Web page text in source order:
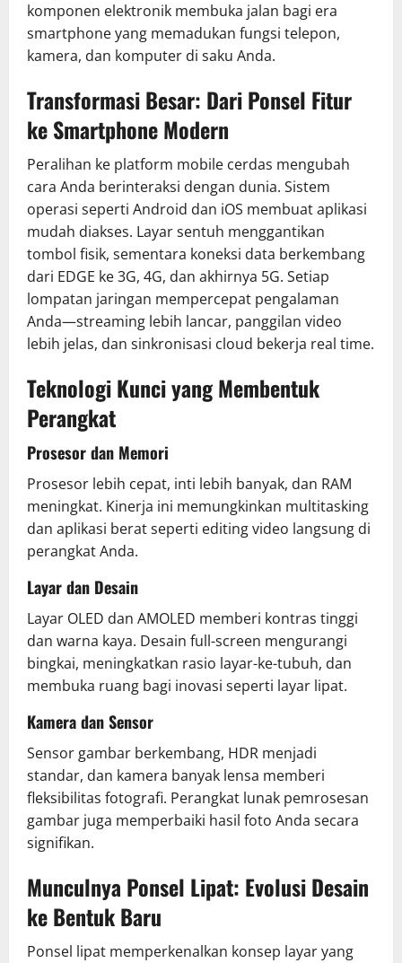
komponen elektronik membuka jalan bagi era
smartphone yang memadukan fungsi telepon,
kamera, dan komputer di saku Anda.
Transformasi Besar: Dari Ponsel Fitur
ke Smartphone Modern
Peralihan ke platform mobile cerdas mengubah
cara Anda berinteraksi dengan dunia. Sistem
operasi seperti Android dan iOS membuat aplikasi
mudah diakses. Layar sentuh menggantikan
tombol fisik, sementara koneksi data berkembang
dari EDGE ke 3G, 4G, dan akhirnya 5G. Setiap
lompatan jaringan mempercepat pengalaman
Anda—streaming lebih lancar, panggilan video
lebih jelas, dan sinkronisasi cloud bekerja real time.
Teknologi Kunci yang Membentuk
Perangkat
Prosesor dan Memori
Prosesor lebih cepat, inti lebih banyak, dan RAM
meningkat. Kinerja ini memungkinkan multitasking
dan aplikasi berat seperti editing video langsung di
perangkat Anda.
Layar dan Desain
Layar OLED dan AMOLED memberi kontras tinggi
dan warna kaya. Desain full-screen mengurangi
bingkai, meningkatkan rasio layar-ke-tubuh, dan
membuka ruang bagi inovasi seperti layar lipat.
Kamera dan Sensor
Sensor gambar berkembang, HDR menjadi
standar, dan kamera banyak lensa memberi
fleksibilitas fotografi. Perangkat lunak pemrosesan
gambar juga memperbaiki hasil foto Anda secara
signifikan.
Munculnya Ponsel Lipat: Evolusi Desain
ke Bentuk Baru
Ponsel lipat memperkenalkan konsep layar yang